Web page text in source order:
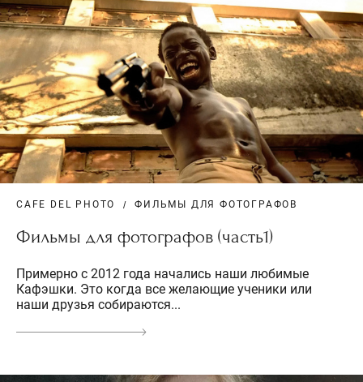
CAFE DEL PHOTO ФИЛЬМЫ ДЛЯ ФОТОГРАФОВ
Фильмы для фотографов (часть1)
Примерно с 2012 года начались наши любимые
Кафэшки. Это когда все желающие ученики или
наши друзья собираются...